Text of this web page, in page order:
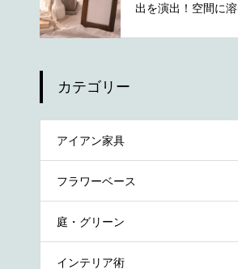
出を演出！空間に溶
カテゴリー
アイアン家具
フラワーベース
庭・グリーン
インテリア術